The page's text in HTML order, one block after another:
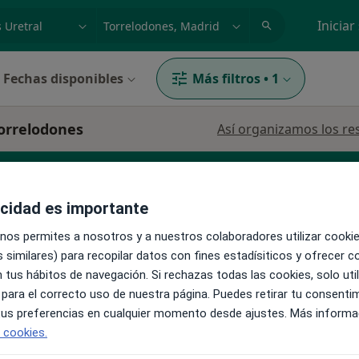
Iniciar
Fechas disponibles Más filtros • 1
Así organizamos los
Patólogo
La reserva de cita online no está
Ver teléfono
es importante
permites a nosotros y a nuestros colaboradores utilizar
similares) para recopilar datos con fines estadísiticos y ofrecer
tus hábitos de navegación. Si rechazas todas las cookies, solo
el correcto uso de nuestra página. Puedes retirar tu
preferencias en cualquier momento desde ajustes. Más